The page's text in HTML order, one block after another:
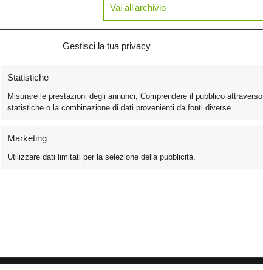
Gestisci la tua privacy
Statistiche
Misurare le prestazioni degli annunci, Comprendere il pubblico attraverso
statistiche o la combinazione di dati provenienti da fonti diverse.
Marketing
Utilizzare dati limitati per la selezione della pubblicità.
Vai all'archivio